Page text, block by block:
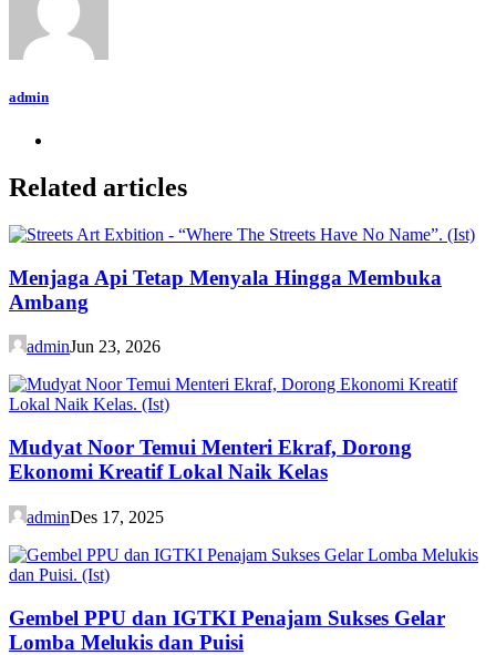
admin
Related articles
Menjaga Api Tetap Menyala Hingga Membuka
Ambang
adminJun 23, 2026
Mudyat Noor Temui Menteri Ekraf, Dorong
Ekonomi Kreatif Lokal Naik Kelas
adminDes 17, 2025
Gembel PPU dan IGTKI Penajam Sukses Gelar
Lomba Melukis dan Puisi